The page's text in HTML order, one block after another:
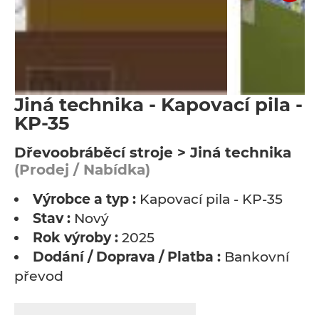
Jiná technika - Kapovací pila -
KP-35
Dřevoobráběcí stroje > Jiná technika
(Prodej / Nabídka)
Výrobce a typ : Kapovací pila - KP-35
Stav : Nový
Rok výroby : 2025
Dodání / Doprava / Platba : Bankovní
převod